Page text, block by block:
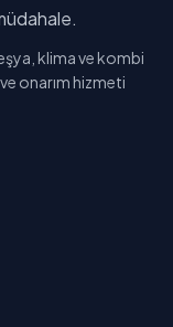
klima ve kombi
onarım hizmeti